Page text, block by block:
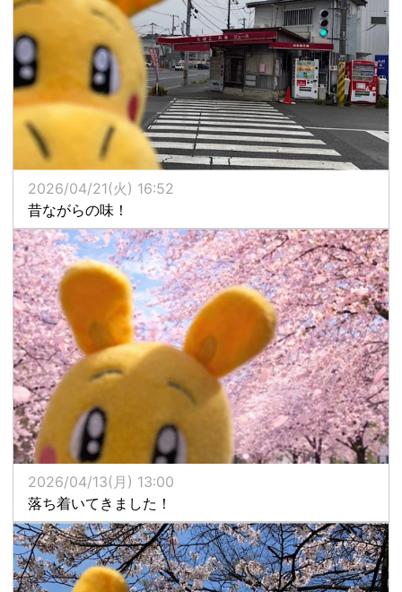
2026/04/21(火) 16:52
昔ながらの味！
2026/04/13(月) 13:00
落ち着いてきました！